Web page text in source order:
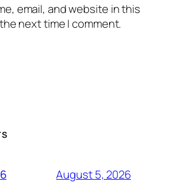
email, and website in this
next time I comment.
August 5, 2026